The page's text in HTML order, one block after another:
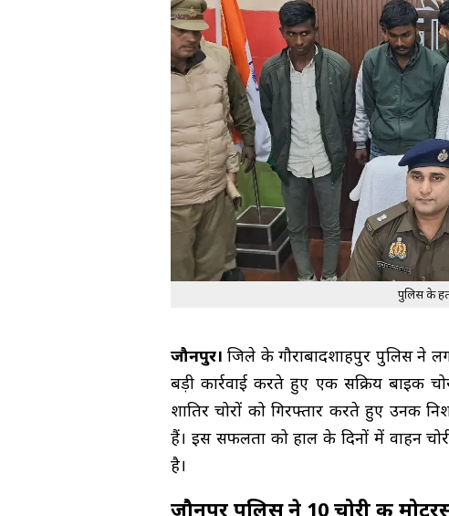
पुलिस के
जौनपुर।जिले के गौराबादशाहपुर पुलिस ने
बड़ी कार्रवाई करते हुए एक सक्रिय बाइक
शातिर चोरों को गिरफ्तार करते हुए उनकी
हैं। इस सफलता को हाल के दिनों में वाहन
है।